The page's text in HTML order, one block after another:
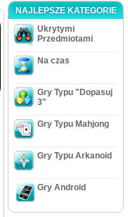
NAJLEPSZE KATEGORIE
Ukrytymi
Przedmiotami
Na czas
Gry Typu "Dopasuj
3"
Gry Typu Mahjong
Gry Typu Arkanoid
Gry Android